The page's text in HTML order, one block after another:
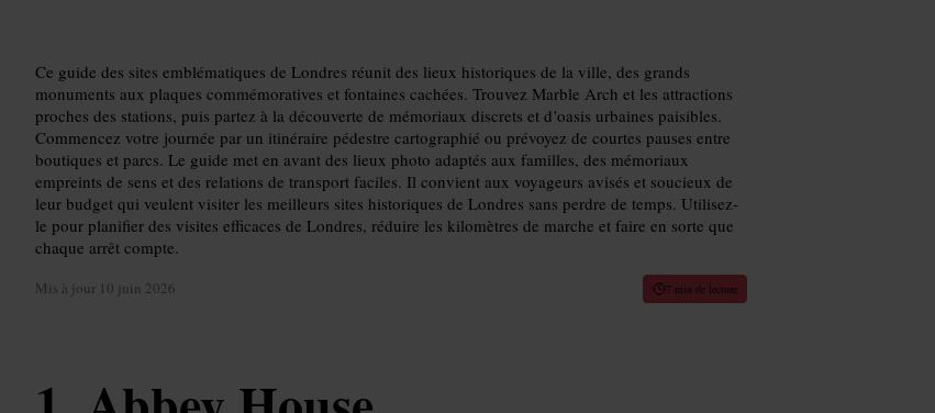
Ce guide des sites emblématiques de Londres réunit des lieux historiques de la ville, des grands
monuments aux plaques commémoratives et fontaines cachées. Trouvez Marble Arch et les attractions
proches des stations, puis partez à la découverte de mémoriaux discrets et d’oasis urbaines paisibles.
Commencez votre journée par un itinéraire pédestre cartographié ou prévoyez de courtes pauses entre
boutiques et parcs. Le guide met en avant des lieux photo adaptés aux familles, des mémoriaux
empreints de sens et des relations de transport faciles. Il convient aux voyageurs avisés et soucieux de
leur budget qui veulent visiter les meilleurs sites historiques de Londres sans perdre de temps. Utilisez-
le pour planifier des visites efficaces de Londres, réduire les kilomètres de marche et faire en sorte que
chaque arrêt compte.
Mis à jour 10 juin 2026 7 min de lecture